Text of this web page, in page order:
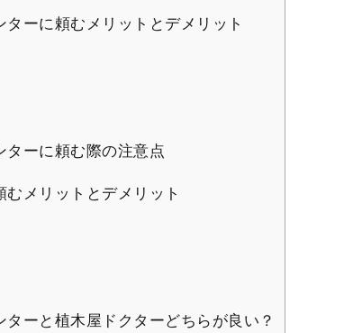
ターに頼むメリットとデメリット
ターに頼む際の注意点
メリットとデメリット
ターと植木屋ドクターどちらが良い？